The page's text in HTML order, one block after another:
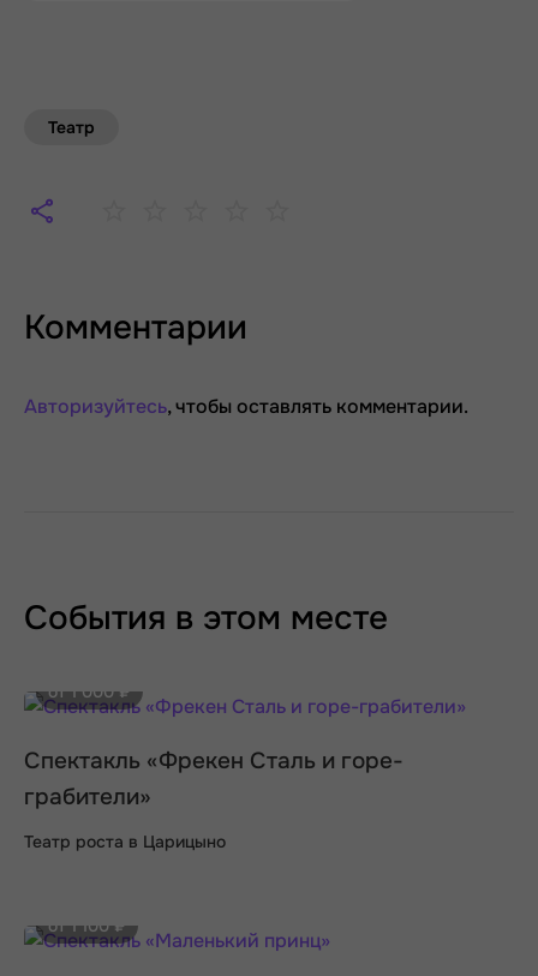
Театр
Комментарии
Авторизуйтесь, чтобы оставлять комментарии.
События в этом месте
от 1 000 ₽
Спектакль «Фрекен Сталь и горе-
грабители»
Театр роста в Царицыно
от 1 100 ₽